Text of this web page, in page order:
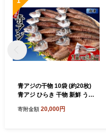
青アジの干物 10袋 (約20枚)
青アジ ひらき 干物 新鮮 うす
あじ ご飯のおかず 酒の肴 魚
寄附金額 20,000円